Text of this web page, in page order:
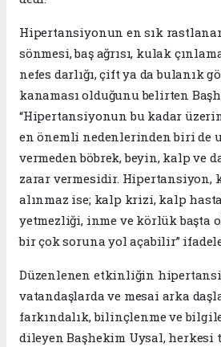
Hipertansiyonun en sık
sönmesi, baş ağrısı, kulak
nefes darlığı, çift ya da bulanık
kanaması olduğunu belirten
“Hipertansiyonun bu kadar
en önemli nedenlerinden biri de
vermeden böbrek, beyin, kalp ve
zarar vermesidir. Hipertansiyon,
alınmaz ise; kalp krizi, kalp
yetmezliği, inme ve körlük başta
bir çok soruna yol açabilir”
Düzenlenen etkinliğin
vatandaşlarda ve mesai arka
farkındalık, bilinçlenme ve
dileyen Başhekim Uysal, herkesi